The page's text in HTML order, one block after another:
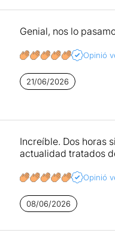
Genial, nos lo
Opinió
21/06/2026
Increíble. Dos horas
actualidad tratados
Opinió
08/06/2026